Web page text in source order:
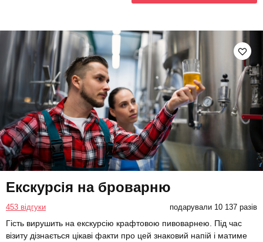
Екскурсія на броварню
453 відгуки подарували 10 137 разів
Гість вирушить на екскурсію крафтовою пивоварнею. Під час
візиту дізнається цікаві факти про цей знаковий напій і матиме